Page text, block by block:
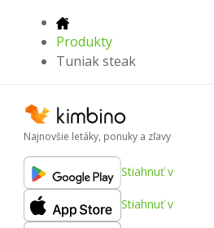
Produkty
Tuniak steak
Najnovšie letáky, ponuky a zľavy
Stiahnuť v
Stiahnuť v